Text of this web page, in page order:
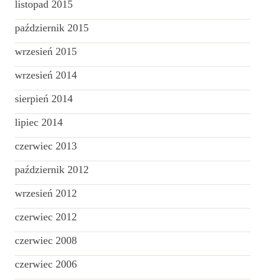
listopad 2015
październik 2015
wrzesień 2015
wrzesień 2014
sierpień 2014
lipiec 2014
czerwiec 2013
październik 2012
wrzesień 2012
czerwiec 2012
czerwiec 2008
czerwiec 2006